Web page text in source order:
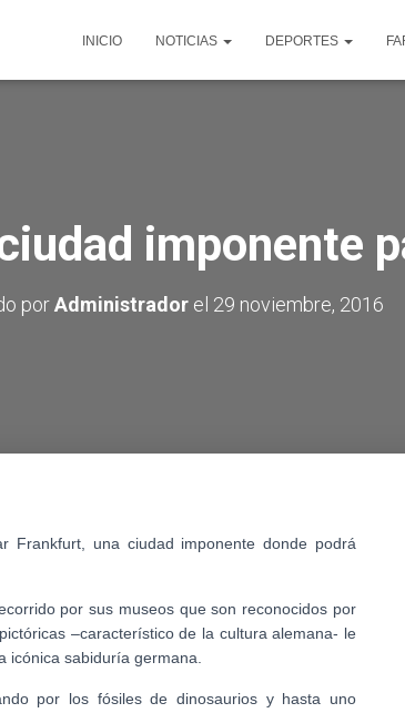
INICIO NOTICIAS DEPORTES
imponente
porAdministradorel 29 noviembre, 2016
Frankfurt, una ciudad imponente donde podrá
por sus museos que son reconocidos por
–característico de la cultura alemana- le
icónica sabiduría germana.
por los fósiles de dinosaurios y hasta uno